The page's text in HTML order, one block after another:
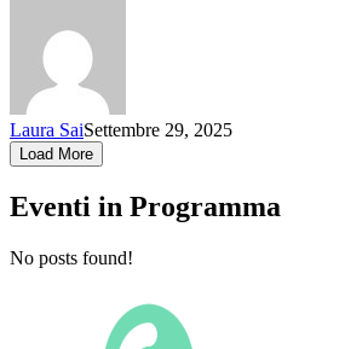
Laura SaiSettembre 29, 2025
Load More
Eventi in Programma
No posts found!